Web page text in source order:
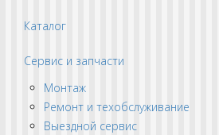
Каталог
Сервис и запчасти
Монтаж
Ремонт и техобслуживание
Выездной сервис